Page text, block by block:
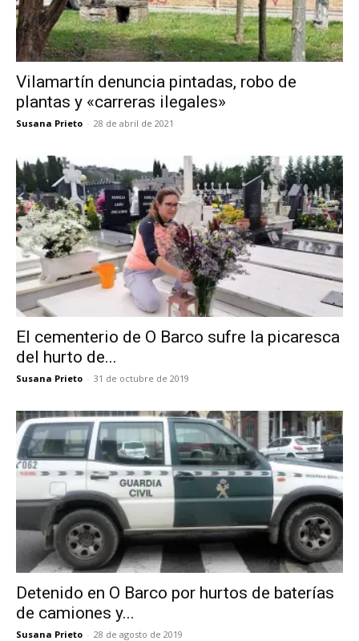
Vilamartín denuncia pintadas, robo de
plantas y «carreras ilegales»
Susana Prieto - 28 de abril de 2021
El cementerio de O Barco sufre la picaresca
del hurto de...
Susana Prieto - 31 de octubre de 2019
Detenido en O Barco por hurtos de baterías
de camiones y...
Susana Prieto - 28 de agosto de 2019